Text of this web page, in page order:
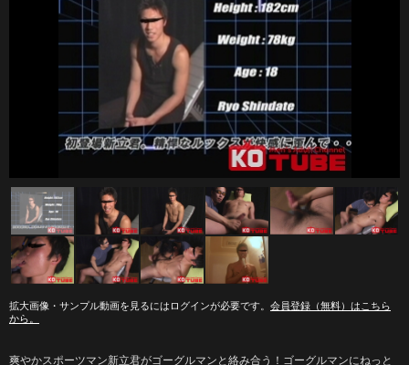
拡大画像・サンプル動画を見るにはログインが必要です。 会員登録（無料）はこちら
から。
爽やかスポーツマン新立君がゴーグルマンと絡み合う！ゴーグルマンにねっと